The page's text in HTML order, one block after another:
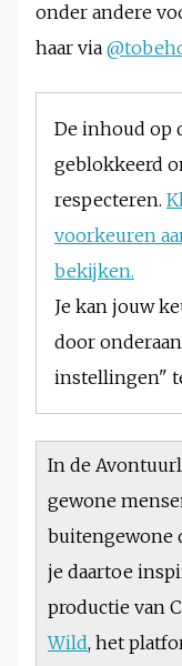
onder andere
haar via
De inhoud op
geblokkeerd
respecteren.
voorkeuren
bekijken.
Je kan jouw
door
instellingen"
In de
gewone
buitengewone
je daartoe
productie van
Wild, het